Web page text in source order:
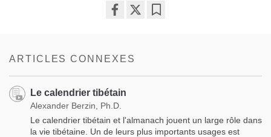
ARTICLES CONNEXES
Le calendrier tibétain
Alexander Berzin, Ph.D.
Le calendrier tibétain et l'almanach jouent un large rôle dans
la vie tibétaine. Un de leurs plus importants usages est